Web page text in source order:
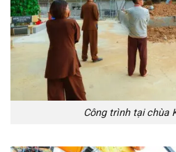
Công trình tại chùa